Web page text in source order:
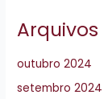
Arquivos
outubro 2024
setembro 2024